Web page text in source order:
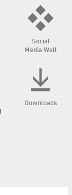
Social
Media Wall
Downloads